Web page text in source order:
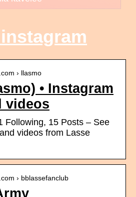
› llasmo
• Instagram
videos
Following, 15 Posts – See
videos from Lasse
› bblassefanclub